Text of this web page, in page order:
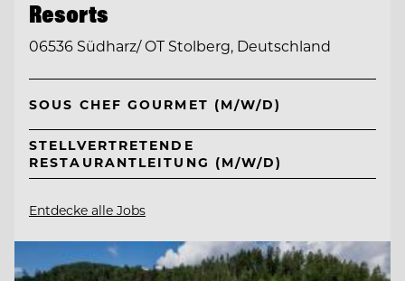
Resorts
06536 Südharz/ OT Stolberg, Deutschland
SOUS CHEF GOURMET (M/W/D)
STELLVERTRETENDE
RESTAURANTLEITUNG (M/W/D)
Entdecke alle Jobs